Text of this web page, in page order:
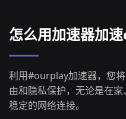
怎么用加速器加
利用#ourplay加速器，您
由和隐私保护，无论是在
稳定的网络连接。